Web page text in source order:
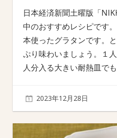
日本経済新聞土曜版「
中のおすすめレシピです
本使ったグラタンです。
ぷり味わいましょう。１
人分入る大きい耐熱皿で
2023年12月28日